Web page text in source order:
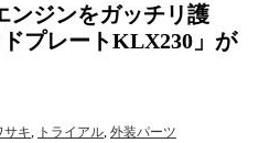
ンジンをガッチリ護
プレートKLX230」が
サキ, トライアル, 外装パーツ